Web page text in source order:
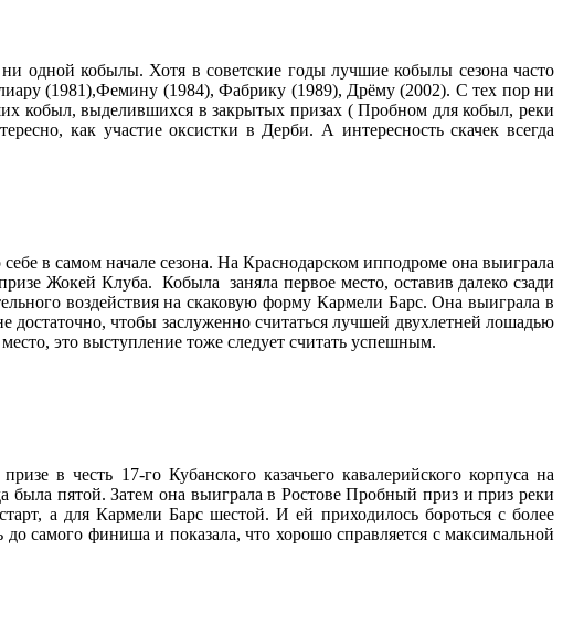
одной кобылы. Хотя в советские годы лучшие кобылы сезона часто
(1981),Фемину (1984), Фабрику (1989), Дрёму (2002). С тех пор ни
кобыл, выделившихся в закрытых призах ( Пробном для кобыл, реки
как участие оксистки в Дерби. А интересность скачек всегда
в самом начале сезона. На Краснодарском ипподроме она выиграла
Жокей Клуба. Кобыла заняла первое место, оставив далеко сзади
воздействия на скаковую форму Кармели Барс. Она выиграла в
чтобы заслуженно считаться лучшей двухлетней лошадью
это выступление тоже следует считать успешным.
в честь 17-го Кубанского казачьего кавалерийского корпуса на
была пятой. Затем она выиграла в Ростове Пробный приз и приз реки
а для Кармели Барс шестой. И ей приходилось бороться с более
самого финиша и показала, что хорошо справляется с максимальной